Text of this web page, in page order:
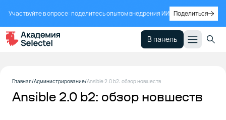
Участвуйте в опросе: поделитесь опытом внедрения ИИ Поделиться
В панель
Главная Администрирование Ansible 2.0 b2: обзор новшеств
Ansible 2.0 b2: обзор новшеств